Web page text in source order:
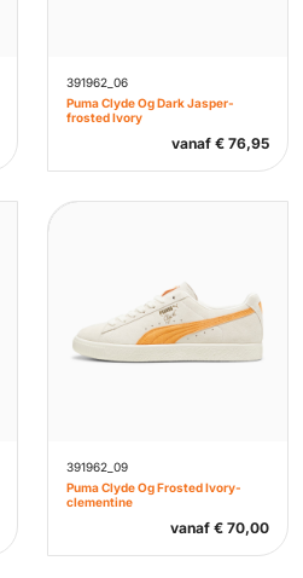
391962_06
Puma Clyde Og Dark Jasper-
frosted Ivory
vanaf € 76,95
391962_09
Puma Clyde Og Frosted Ivory-
clementine
vanaf € 70,00